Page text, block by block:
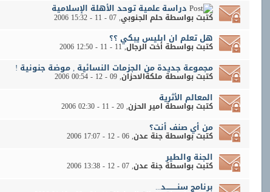
دراسة علمية توحد الأهلة الإسلامية
كتبت بواسطةحلم الجنوبي‏, 07 - 11 - 2006 15:32
هل تعلم ان ابليس يبكي ؟؟
كتبت بواسطةأخت الرجال‏, 11 - 11 - 2006 12:50
مجموعة جديدة من الجزمات النسائية , موضة جنونية !
كتبت بواسطة ملكةالاحزان‏, 09 - 12 - 2006 00:54
المعالم الأثرية
كتبت بواسطةامير الحزن‏, 20 - 11 - 2006 02:30
من أي صنف أنت؟
كتبت بواسطةجنة عدن‏, 06 - 12 - 2006 17:07
الجنة والطير
كتبت بواسطةجنة عدن‏, 07 - 12 - 2006 13:38
برنامج سنـــــــــد...